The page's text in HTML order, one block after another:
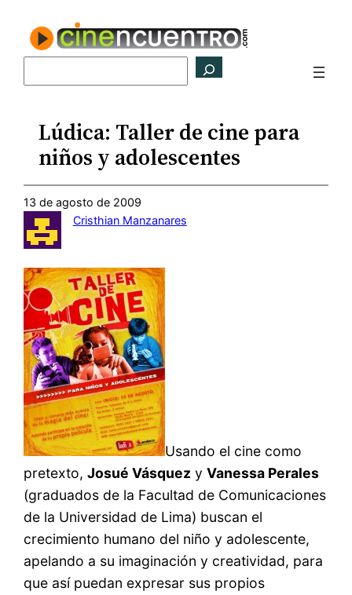
contenido
Lúdica: Taller de cine para
niños y adolescentes
13 de agosto de 2009
Cristhian Manzanares
Usando el cine como
pretexto,Josué Vásquez yVanessa Perales
(graduados de la Facultad de Comunicaciones
de la Universidad de Lima) buscan el
crecimiento humano del niño y adolescente,
apelando a su imaginación y creatividad, para
que así puedan expresar sus propios